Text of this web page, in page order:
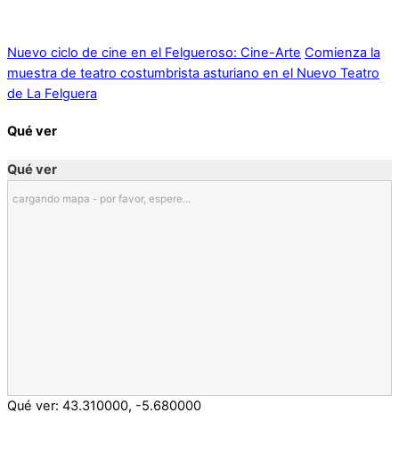
Nuevo ciclo de cine en el Felgueroso: Cine-Arte Comienza la
muestra de teatro costumbrista asturiano en el Nuevo Teatro
de La Felguera
Qué ver
Qué ver
cargando mapa - por favor, espere...
Qué ver: 43.310000, -5.680000